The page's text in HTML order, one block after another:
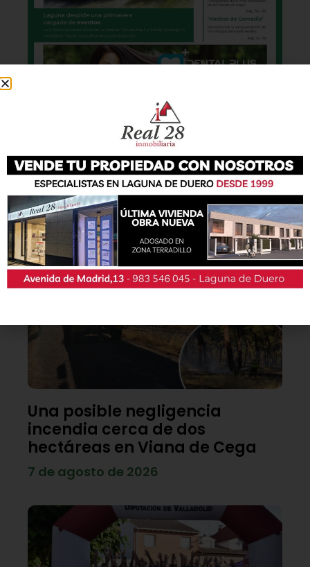
También podrás conseguir la revista en papel
de formagratuitaen todos los negocios
patrocinadores y en la Casa de las Artes.
Lo último
Una posible negligencia
incendia cerca de dos
hectáreas en Viana de Cega
7 de agosto de 2026